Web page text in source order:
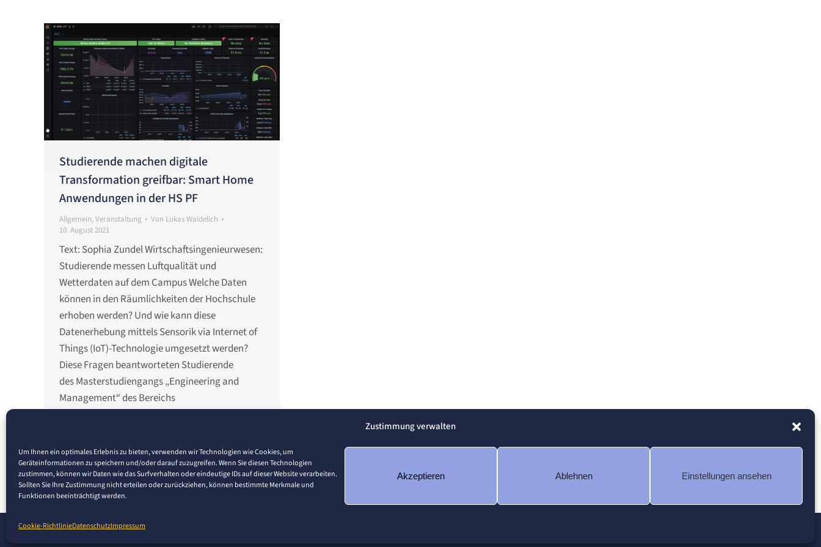
Zustimmung verwalten
Um Ihnen ein optimales Erlebnis zu bieten, verwenden wir Technologien wie Cookies, um
Geräteinformationen zu speichern und/oder darauf zuzugreifen. Wenn Sie diesen Technologien
zustimmen, können wir Daten wie das Surfverhalten oder eindeutige IDs auf dieser Website verarbeiten.
Sollten Sie Ihre Zustimmung nicht erteilen oder zurückziehen, können bestimmte Merkmale und
Funktionen beeinträchtigt werden.
Akzeptieren Ablehnen Einstellungen ansehen
Cookie-RichtlinieDatenschutzImpressum
Studierende machen digitale
Transformation greifbar: Smart Home
Anwendungen in der HS PF
Allgemein,Veranstaltung Von Lukas Waidelich
10. August 2021
Text: Sophia Zundel Wirtschaftsingenieurwesen:
Studierende messen Luftqualität und
Wetterdaten auf dem Campus Welche Daten
können in den Räumlichkeiten der Hochschule
erhoben werden? Und wie kann diese
Datenerhebung mittels Sensorik via Internet of
Things (IoT)-Technologie umgesetzt werden?
Diese Fragen beantworteten Studierende
des Masterstudiengangs „Engineering and
Management“ des Bereichs
© 2026 Pforzheim University